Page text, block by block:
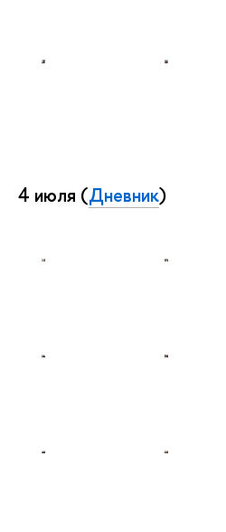
4 июля (Дневник)